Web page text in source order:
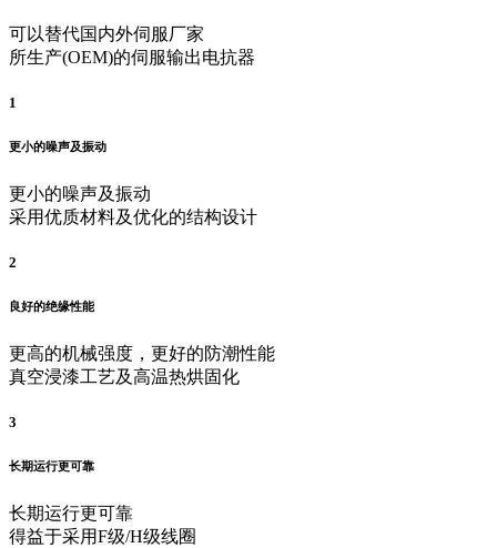
可以替代国内外伺服厂家
所生产(OEM)的伺服输出电抗器
1
更小的噪声及振动
更小的噪声及振动
采用优质材料及优化的结构设计
2
良好的绝缘性能
更高的机械强度，更好的防潮性能
真空浸漆工艺及高温热烘固化
3
长期运行更可靠
长期运行更可靠
得益于采用F级/H级线圈